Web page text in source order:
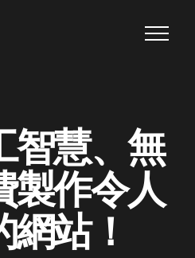
智慧、無
製作令人
站！